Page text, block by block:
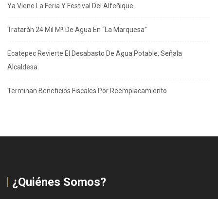
Ya Viene La Feria Y Festival Del Alfeñique
Tratarán 24 Mil M³ De Agua En “La Marquesa”
Ecatepec Revierte El Desabasto De Agua Potable, Señala
Alcaldesa
Terminan Beneficios Fiscales Por Reemplacamiento
¿Quiénes Somos?